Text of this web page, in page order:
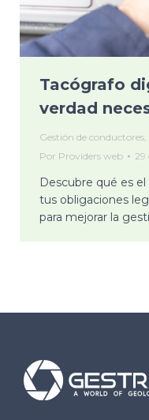
Tacógrafo
verdad
Gestión de conductores,
Por Providers web 29
Descubre qué es
tus obligaciones
para mejorar la